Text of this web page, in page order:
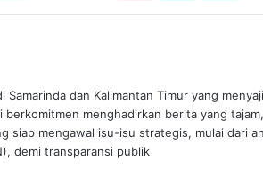
dan Kalimantan Timur yang
menghadirkan berita yang
siap mengawal isu-isu strategis, mulai dari
demi transparansi publik